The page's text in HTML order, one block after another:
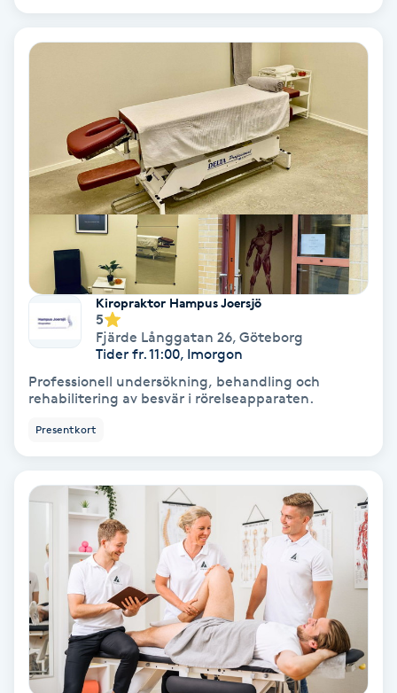
Diamantslipning
Enzympeeling
Extensions
Extensions borttagning
Eyeliner-tatuering
Fet hårbotten
Fettreducering
Fibromassage
Fillers
Kiropraktor Hampus Joersjö
5
Fjärde Långgatan 26, Göteborg
Tider fr. 11:00, Imorgon
Professionell undersökning, behandling och
rehabilitering av besvär i rörelseapparaten.
Presentkort